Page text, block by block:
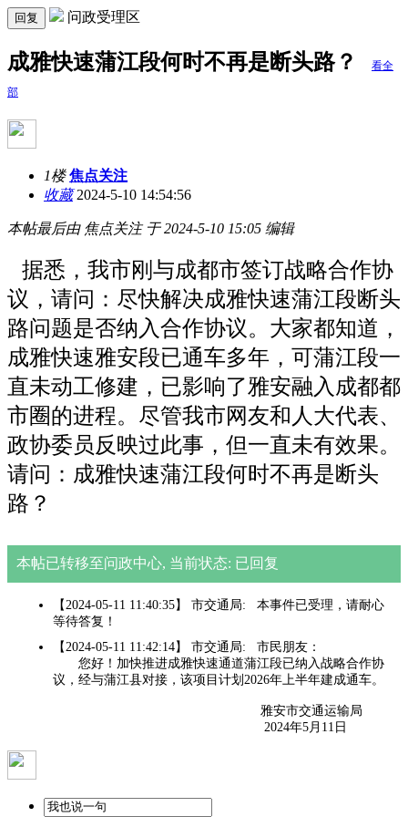
回复 问政受理区
成雅快速蒲江段何时不再是断头路？ 看全
部
1楼 焦点关注
收藏2024-5-10 14:54:56
本帖最后由 焦点关注 于 2024-5-10 15:05 编辑
据悉，我市刚与成都市签订战略合作协
议，请问：尽快解决成雅快速蒲江段断头
路问题是否纳入合作协议。大家都知道，
成雅快速雅安段已通车多年，可蒲江段一
直未动工修建，已影响了雅安融入成都都
市圈的进程。尽管我市网友和人大代表、
政协委员反映过此事，但一直未有效果。
请问：成雅快速蒲江段何时不再是断头
路？
本帖已转移至问政中心, 当前状态: 已回复
【2024-05-11 11:40:35】 市交通局: 本事件已受理，请耐心
等待答复！
【2024-05-11 11:42:14】 市交通局: 市民朋友：
您好！加快推进成雅快速通道蒲江段已纳入战略合作协
议，经与蒲江县对接，该项目计划2026年上半年建成通车。
雅安市交通运输局
2024年5月11日